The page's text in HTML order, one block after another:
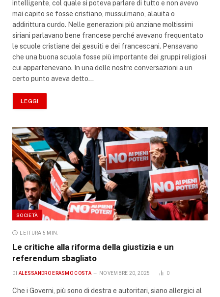
intelligente, col quale si poteva parlare di tutto e non avevo
mai capito se fosse cristiano, mussulmano, alauita o
addirittura curdo. Nelle generazioni più anziane moltissimi
siriani parlavano bene francese perché avevano frequentato
le scuole cristiane dei gesuiti e dei francescani. Pensavano
che una buona scuola fosse più importante dei gruppi religiosi
cui appartenevano. In una delle nostre conversazioni a un
certo punto aveva detto…
LEGGI
SOCIETÀ
LETTURA 5 MIN.
Le critiche alla riforma della giustizia e un
referendum sbagliato
DI ALESSANDRO ERASMO COSTA NOVEMBRE 20, 2025 0
Che i Governi, più sono di destra e autoritari, siano allergici al